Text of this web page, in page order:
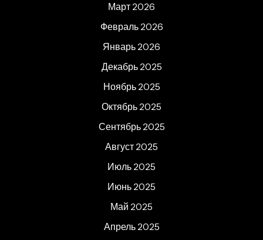
Март 2026
Февраль 2026
Январь 2026
Декабрь 2025
Ноябрь 2025
Октябрь 2025
Сентябрь 2025
Август 2025
Июль 2025
Июнь 2025
Май 2025
Апрель 2025